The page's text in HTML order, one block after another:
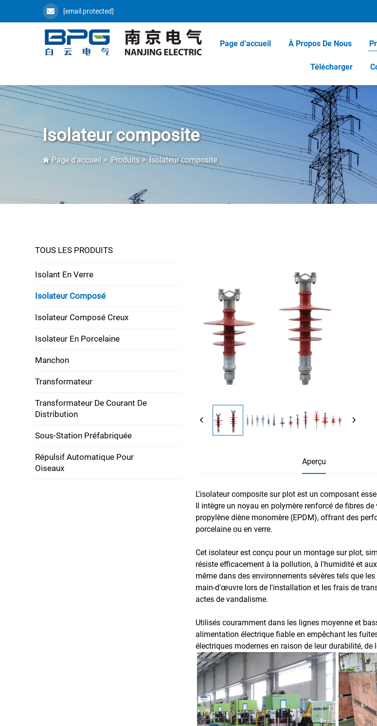
[email protected]
Page d’accueil À Propos De Nous
Télécharger
Isolateur composite
Page d’accueil > Produits>Isolateur composite
TOUS LES PRODUITS
Isolant En Verre
Isolateur Composé
Isolateur Composé Creux
Isolateur En Porcelaine
Manchon
Transformateur
Transformateur De Courant De
Distribution
Sous-Station Préfabriquée
Répulsif Automatique Pour
Oiseaux
Aperçu
L'isolateur composite sur plot est un composant
Il intègre un noyau en polymère renforcé de fibres
propylène diène monomère (EPDM), offrant des
porcelaine ou en verre.
Cet isolateur est conçu pour un montage sur plot,
résiste efficacement à la pollution, à l'humidité et
même dans des environnements sévères tels que
main-d'œuvre lors de l'installation et les frais de
actes de vandalisme.
Utilisés couramment dans les lignes moyenne et
alimentation électrique fiable en empêchant les
électriques modernes en raison de leur durabilité,